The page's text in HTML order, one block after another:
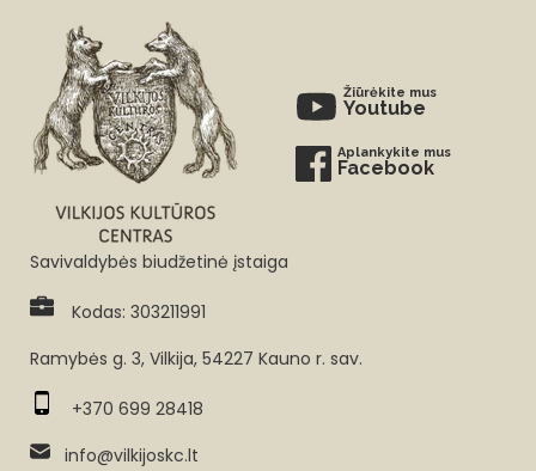
Žiūrėkite mus
Youtube
Aplankykite mus
Facebook
Savivaldybės biudžetinė įstaiga
Kodas: 303211991
Ramybės g. 3, Vilkija, 54227 Kauno r. sav.
+370 699 28418
info@vilkijoskc.lt